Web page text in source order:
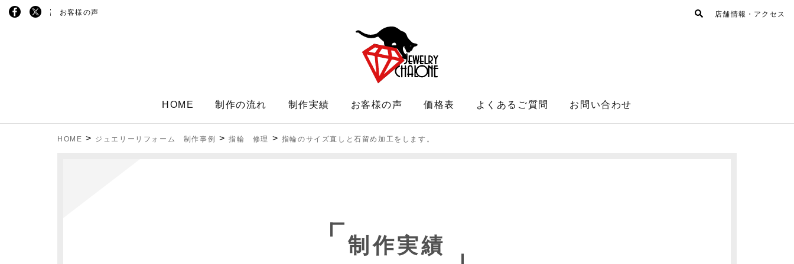
お客様の声 店舗情報・アクセス
HOME 制作の流れ 制作実績 お客様の声 価格表 よくあるご質問 お問い合わせ
HOME > ジュエリーリフォーム 制作事例 >指輪 修理 > 指輪のサイズ直しと石留め加工をします。
制作実績